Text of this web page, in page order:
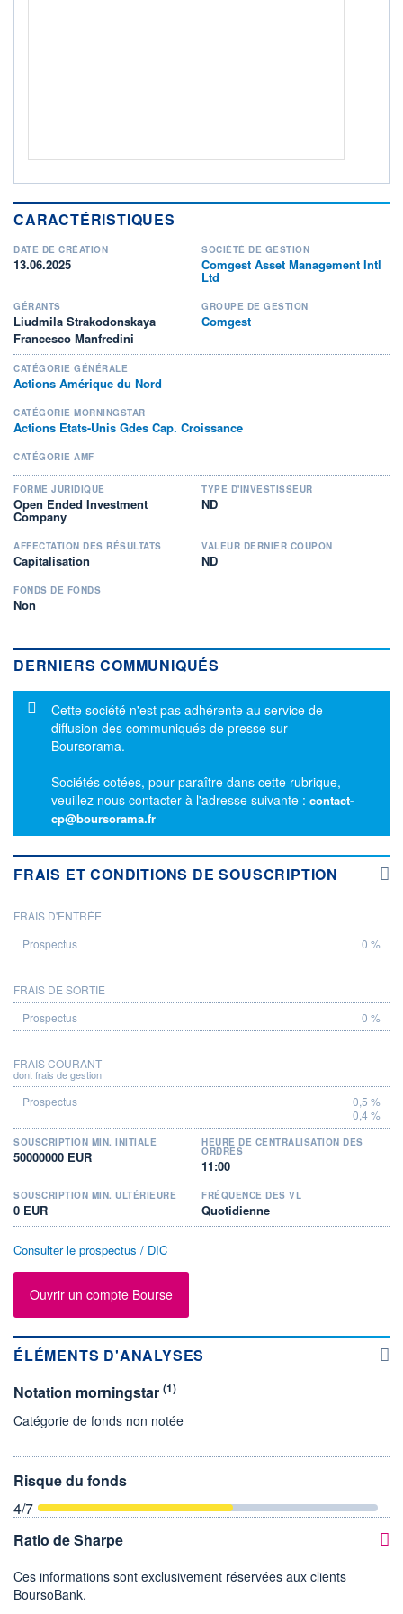
+ PORTEFEUILLE + LISTE
CARACTÉRISTIQUES
DATE DE CRÉATION
13.06.2025
SOCIÉTÉ DE GESTION
Comgest Asset Management Intl
Ltd
GÉRANTS
Liudmila Strakodonskaya
Francesco Manfredini
GROUPE DE GESTION
Comgest
CATÉGORIE GÉNÉRALE
Actions Amérique du Nord
CATÉGORIE MORNINGSTAR
Actions Etats-Unis Gdes Cap. Croissance
CATÉGORIE AMF
FORME JURIDIQUE
Open Ended Investment
Company
TYPE D'INVESTISSEUR
ND
AFFECTATION DES RÉSULTATS
Capitalisation
VALEUR DERNIER COUPON
ND
FONDS DE FONDS
Non
DERNIERS COMMUNIQUÉS
Message d'information
Cette société n'est pas adhérente au service de
diffusion des communiqués de presse sur
Boursorama.
Sociétés cotées, pour paraître dans cette rubrique,
veuillez nous contacter à l'adresse suivante : contact-
cp@boursorama.fr
FRAIS ET CONDITIONS DE SOUSCRIPTION
PROSPECTUS
FRAIS D'ENTRÉE
0 %
FRAIS DE SORTIE
0 %
FRAIS COURANT
dont frais de gestion
0,5 %
0,4 %
SOUSCRIPTION MIN. INITIALE
50000000 EUR
HEURE DE CENTRALISATION DES
ORDRES
11:00
SOUSCRIPTION MIN. ULTÉRIEURE
0 EUR
FRÉQUENCE DES VL
Quotidienne
Consulter le prospectus / DIC
Ouvrir un compte Bourse
ÉLÉMENTS D'ANALYSES
Notation morningstar (1)
Catégorie de fonds non notée
Risque du fonds
4/7
Ratio de Sharpe
Ces informations sont exclusivement réservées aux clients
BoursoBank.